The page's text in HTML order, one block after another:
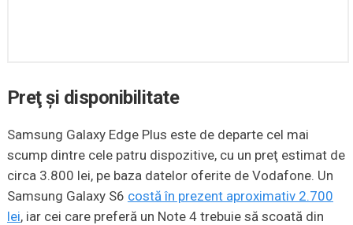
Preţ şi disponibilitate
Samsung Galaxy Edge Plus este de departe cel mai
scump dintre cele patru dispozitive, cu un preţ estimat de
circa 3.800 lei, pe baza datelor oferite de Vodafone. Un
Samsung Galaxy S6 costă în prezent aproximativ 2.700
lei, iar cei care preferă un Note 4 trebuie să scoată din